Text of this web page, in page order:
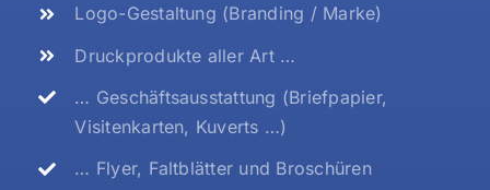
Logo-Gestaltung (Branding / Marke)
Druckprodukte aller Art …
… Geschäftsausstattung (Briefpapier,
Visitenkarten, Kuverts …)
… Flyer, Faltblätter und Broschüren